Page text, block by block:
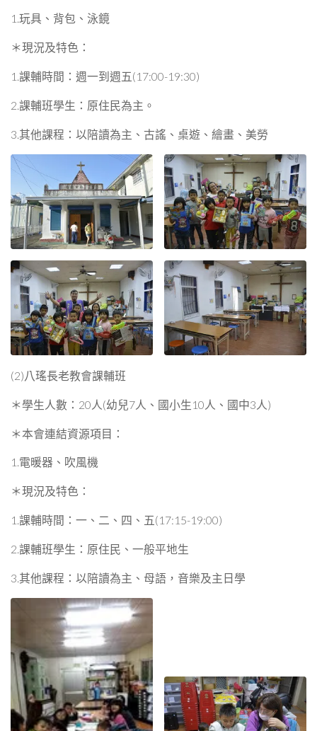
1.玩具、背包、泳鏡
＊現況及特色：
1.課輔時間：週一到週五(17:00-19:30)
2.課輔班學生：原住民為主。
3.其他課程：以陪讀為主、古謠、桌遊、繪畫、美勞
(2)八瑤長老教會課輔班
＊學生人數：20人(幼兒7人、國小生10人、國中3人)
＊本會連結資源項目：
1.電暖器、吹風機
＊現況及特色：
1.課輔時間：一、二、四、五(17:15-19:00)
2.課輔班學生：原住民、一般平地生
3.其他課程：以陪讀為主、母語，音樂及主日學